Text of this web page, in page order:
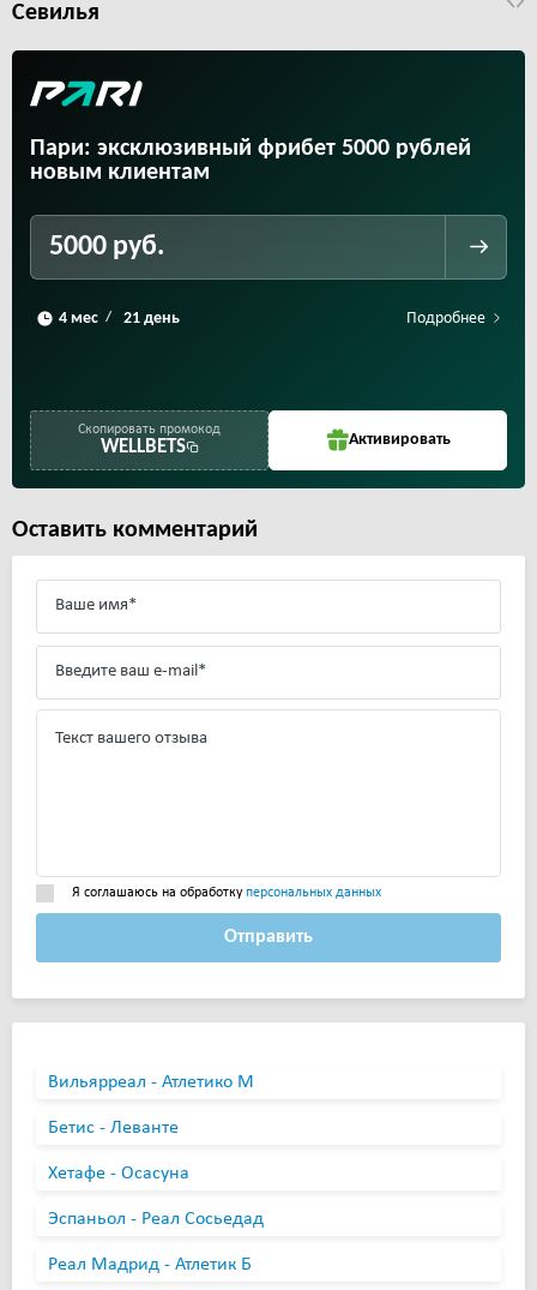
Севилья
Пари: эксклюзивный фрибет 5000 рублей
новым клиентам
5000 руб.
/ Подробнее
Скопировать промокод
WELLBETS Активировать
Оставить комментарий
Я соглашаюсь на обработкуперсональных данных
Отправить
Вильярреал - Атлетико М
Бетис - Леванте
Хетафе - Осасуна
Эспаньол - Реал Сосьедад
Реал Мадрид - Атлетик Б